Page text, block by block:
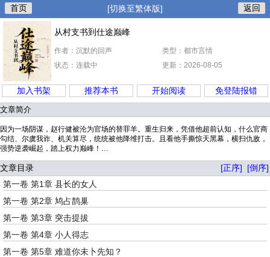
首页 [切换至繁体版] 返回
从村支书到仕途巅峰
作者：沉默的回声
类型：都市言情
状态：连载中
更新：2026-08-05
加入书架 推荐本书 开始阅读 免登陆报错
文章简介
因为一场阴谋，赵行健被沦为官场的替罪羊。重生归来，凭借他超前认知，什么官商
勾结、尔虞我诈、机关算尽，统统被他降维打击。且看他手撕惊天黑幕，横扫仇敌，
强势逆袭崛起，踏上权力巅峰！…
文章目录 [正序]
[倒序]
第一卷 第1章 县长的女人
第一卷 第2章 鸠占鹊巢
第一卷 第3章 突击提拔
第一卷 第4章 小人得志
第一卷 第5章 难道你未卜先知？